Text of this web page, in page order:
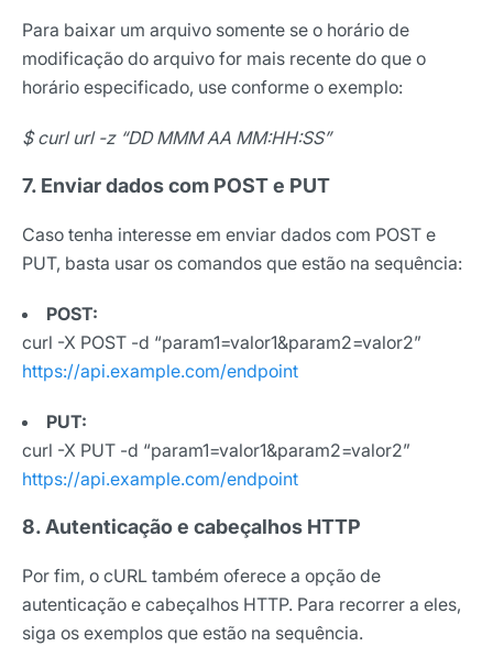
Para baixar um arquivo somente se o horário de
modificação do arquivo for mais recente do que o
horário especificado, use conforme o exemplo:
$ curl url -z “DD MMM AA MM:HH:SS”
7. Enviar dados com POST e PUT
Caso tenha interesse em enviar dados com POST e
PUT, basta usar os comandos que estão na sequência:
POST:
curl -X POST -d “param1=valor1&param2=valor2”
https://api.example.com/endpoint
PUT:
curl -X PUT -d “param1=valor1&param2=valor2”
https://api.example.com/endpoint
8. Autenticação e cabeçalhos HTTP
Por fim, o cURL também oferece a opção de
autenticação e cabeçalhos HTTP. Para recorrer a eles,
siga os exemplos que estão na sequência.